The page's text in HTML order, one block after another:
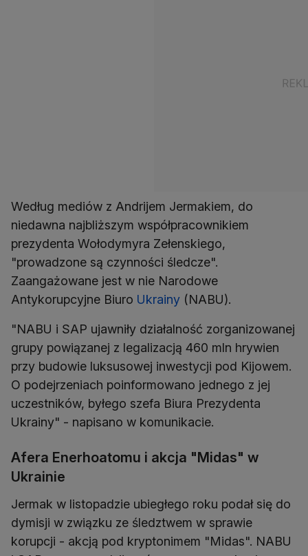
Według mediów z Andrijem Jermakiem, do
niedawna najbliższym współpracownikiem
prezydenta Wołodymyra Zełenskiego,
"prowadzone są czynności śledcze".
Zaangażowane jest w nie Narodowe
Antykorupcyjne Biuro Ukrainy (NABU).
"NABU i SAP ujawniły działalność zorganizowanej
grupy powiązanej z legalizacją 460 mln hrywien
przy budowie luksusowej inwestycji pod Kijowem.
O podejrzeniach poinformowano jednego z jej
uczestników, byłego szefa Biura Prezydenta
Ukrainy" - napisano w komunikacie.
Afera Enerhoatomu i akcja "Midas" w
Ukrainie
Jermak w listopadzie ubiegłego roku podał się do
dymisji w związku ze śledztwem w sprawie
korupcji - akcją pod kryptonimem "Midas". NABU